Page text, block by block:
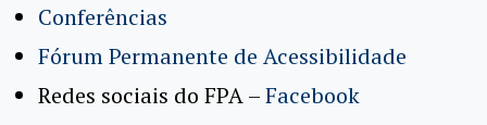
Conferências
Fórum Permanente de Acessibilidade
Redes sociais do FPA –Facebook